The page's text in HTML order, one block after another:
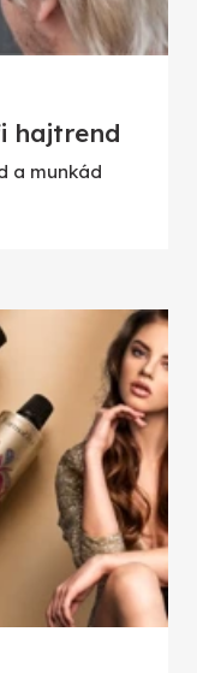
hajtrend
a munkád